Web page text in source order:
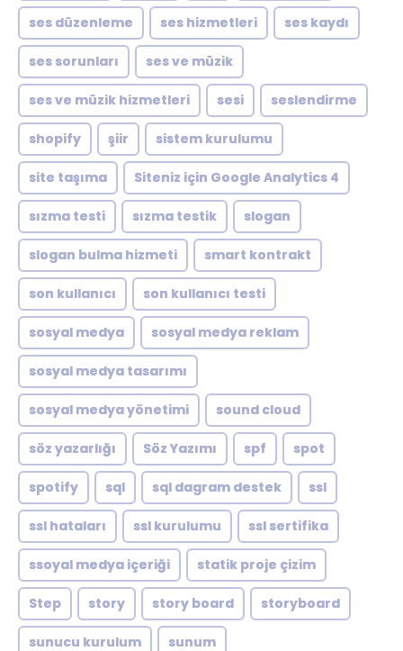
ses düzenleme ses hizmetleri ses kaydı
ses sorunları ses ve müzik
ses ve müzik hizmetleri sesi seslendirme
shopify şiir sistem kurulumu
site taşıma Siteniz için Google Analytics 4
sızma testi sızma testik slogan
slogan bulma hizmeti smart kontrakt
son kullanıcı son kullanıcı testi
sosyal medya sosyal medya reklam
sosyal medya tasarımı
sosyal medya yönetimi sound cloud
söz yazarlığı Söz Yazımı spf spot
spotify sql sql dagram destek ssl
ssl hataları ssl kurulumu ssl sertifika
ssoyal medya içeriği statik proje çizim
Step story story board storyboard
sunucu kurulum sunum